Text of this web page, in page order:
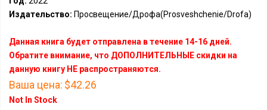
Издательство: Просвещение/Дрофа(Prosveshchenie/Drofa)
Данная книга будет отправлена в течение 14-16 дней.
Обратите внимание, что ДОПОЛНИТЕЛЬНЫЕ скидки на
данную книгу НЕ распространяются.
Ваша цена: $42.26
Not In Stock